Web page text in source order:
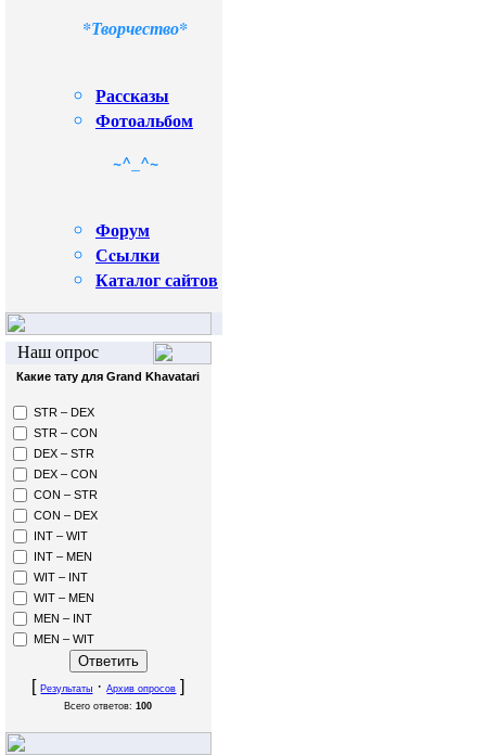
*Творчество*
Рассказы
Фотоальбом
~^_^~
Форум
Сcылки
Каталог сайтов
Наш опрос
Какие тату для Grand Khavatari
STR – DEX
STR – CON
DEX – STR
DEX – CON
CON – STR
CON – DEX
INT – WIT
INT – MEN
WIT – INT
WIT – MEN
MEN – INT
MEN – WIT
[Результаты ·Архив опросов ]
Всего ответов:100